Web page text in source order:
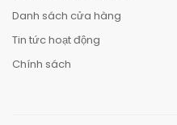
Danh sách cửa hàng
Tin tức hoạt động
Chính sách